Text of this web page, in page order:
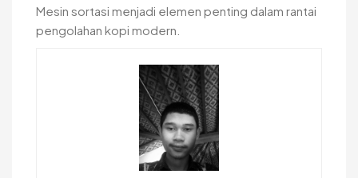
Mesin sortasi menjadi elemen penting dalam rantai
pengolahan kopi modern.